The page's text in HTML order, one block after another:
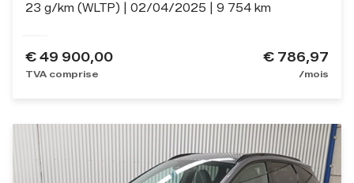
23 g/km (WLTP)
02/04/2025 9 754 km
€ 49 900,00
TVA comprise
€ 786,97
/mois